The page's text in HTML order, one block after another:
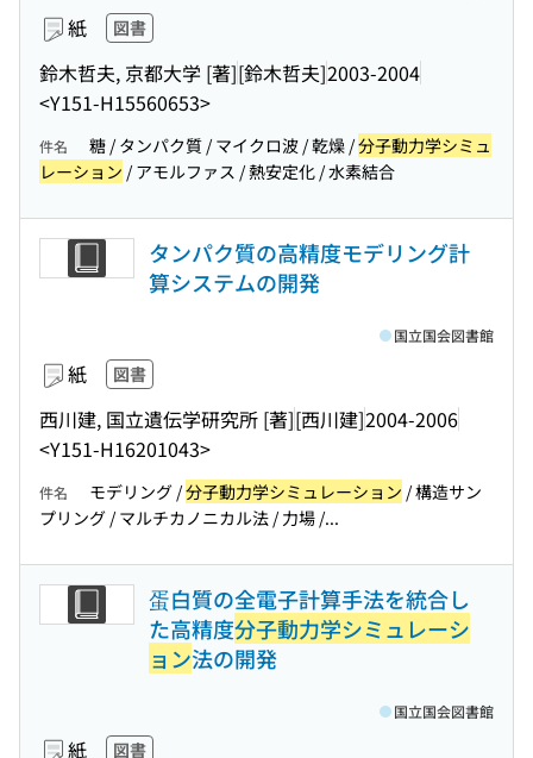
紙 図書
鈴木哲夫, 京都大学 [著][鈴木哲夫]2003-2004
<Y151-H15560653>
件名 糖 / タンパク質 / マイクロ波 / 乾燥 /分子動力学シミュ
レーション / アモルファス / 熱安定化 / 水素結合
タンパク質の高精度モデリング計
算システムの開発
紙 図書
西川建, 国立遺伝学研究所 [著][西川建]2004-2006
<Y151-H16201043>
国立国会図書館
件名 モデリング /分子動力学シミュレーション / 構造サン
プリング / マルチカノニカル法 / 力場 /...
蛋白質の全電子計算手法を統合し
た高精度分子動力学シミュレーシ
ョン法の開発
紙 図書
国立国会図書館